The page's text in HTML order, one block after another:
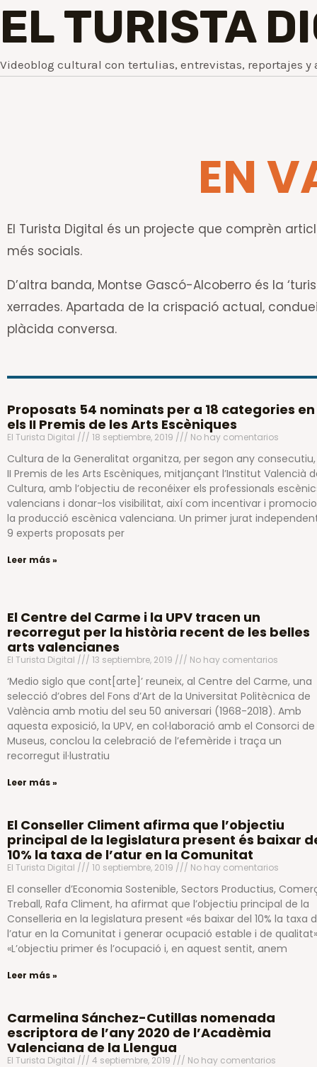
EL TURISTA
Videoblog cultural con tertulias, entrevistas, reportajes y
EN
El Turista Digital és un projecte que comprèn
més socials.
D’altra banda, Montse Gascó-Alcoberro és la
xerrades. Apartada de la crispació actual,
plàcida conversa.
Proposats 54 nominats per a 18 categories en
els II Premis de les Arts Escèniques
El Turista Digital 18 septiembre, 2019 No hay comentarios
Cultura de la Generalitat organitza, per segon any
II Premis de les Arts Escèniques, mitjançant l’Institut Valencià
Cultura, amb l’objectiu de reconéixer els professionals
valencians i donar-los visibilitat, així com incentivar i
la producció escènica valenciana. Un primer jurat
9 experts proposats per
Leer más »
El Centre del Carme i la UPV tracen un
recorregut per la història recent de les belles
arts valencianes
El Turista Digital 13 septiembre, 2019 No hay comentarios
‘Medio siglo que cont[arte]’ reuneix, al Centre del Carme, una
selecció d’obres del Fons d’Art de la Universitat Politècnica de
València amb motiu del seu 50 aniversari (1968-2018). Amb
aquesta exposició, la UPV, en col·laboració amb el Consorci de
Museus, conclou la celebració de l’efemèride i traça un
recorregut il·lustratiu
Leer más »
El Conseller Climent afirma que l’objectiu
principal de la legislatura present és baixar
10% la taxa de l’atur en la Comunitat
El Turista Digital 10 septiembre, 2019 No hay comentarios
El conseller d’Economia Sostenible, Sectors Productius,
Treball, Rafa Climent, ha afirmat que l’objectiu principal de la
Conselleria en la legislatura present «és baixar del 10% la taxa
l’atur en la Comunitat i generar ocupació estable i de
«L’objectiu primer és l’ocupació i, en aquest sentit, anem
Leer más »
Carmelina Sánchez-Cutillas nomenada
escriptora de l’any 2020 de l’Acadèmia
Valenciana de la Llengua
El Turista Digital 4 septiembre, 2019 No hay comentarios